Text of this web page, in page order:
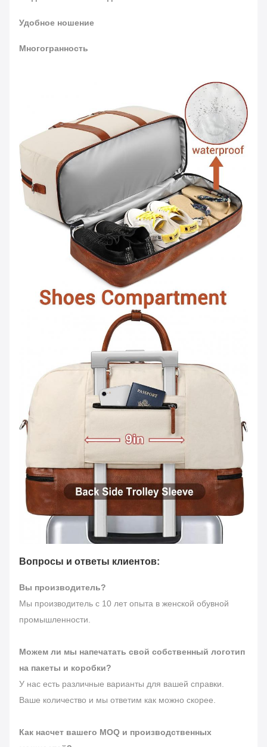
Удобное ношение
Многогранность
Вопросы и ответы клиентов:
Вы производитель?
Мы производитель с 10 лет опыта в женской обувной
промышленности.
Можем ли мы напечатать свой собственный логотип
на пакеты и коробки?
У нас есть различные варианты для вашей справки.
Ваше количество и мы ответим как можно скорее.
Как насчет вашего MOQ и производственных